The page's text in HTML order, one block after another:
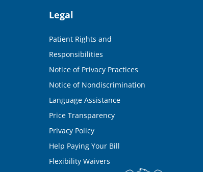
Legal
Patient Rights and
Responsibilities
Notice of Privacy Practices
Notice of Nondiscrimination
Language Assistance
Price Transparency
Privacy Policy
Help Paying Your Bill
Flexibility Waivers